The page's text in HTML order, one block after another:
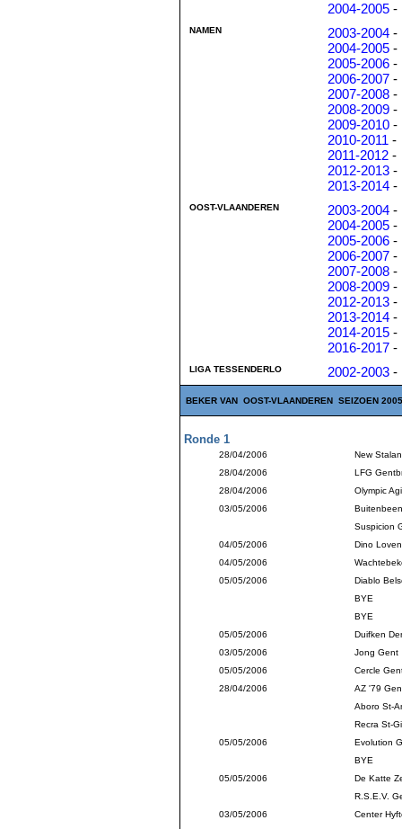
2004-2005 -
NAMEN 2003-2004 -
2004-2005 -
2005-2006 -
2006-2007 -
2007-2008 -
2008-2009 -
2009-2010 -
2010-2011 -
2011-2012 -
2012-2013 -
2013-2014 -
OOST-VLAANDEREN 2003-2004 -
2004-2005 -
2005-2006 -
2006-2007 -
2007-2008 -
2008-2009 -
2012-2013 -
2013-2014 -
2014-2015 -
2016-2017 -
LIGA TESSENDERLO 2002-2003 -
BEKER VAN OOST-VLAANDEREN SEIZOEN
Ronde 1
28/04/2006
New
28/04/2006
LFG
28/04/2006
Olympic
03/05/2006
Suspicion
04/05/2006
Dino
04/05/2006
05/05/2006
Diablo
BYE
BYE
05/05/2006
Duifken
03/05/2006
Jong Gent
05/05/2006
Cercle
28/04/2006
AZ '79
Aboro St-
Recra St-
05/05/2006
Evolution
BYE
05/05/2006
De Katte
R.S.E.V.
03/05/2006
Center